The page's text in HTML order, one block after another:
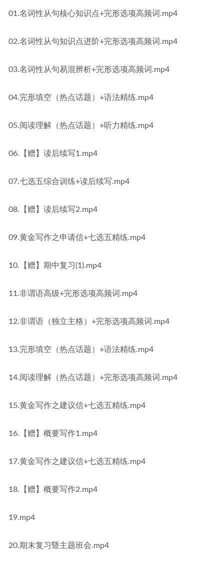
01.名词性从句核心知识点+完形选项高频词.mp4
02.名词性从句知识点进阶+完形选项高频词.mp4
03.名词性从句易混辨析+完形选项高频词.mp4
04.完形填空（热点话题）+语法精练.mp4
05.阅读理解（热点话题）+听力精练.mp4
06.【赠】读后续写1.mp4
07.七选五综合训练+读后续写.mp4
08.【赠】读后续写2.mp4
09.黄金写作之申请信+七选五精练.mp4
10.【赠】期中复习(1).mp4
11.非谓语高级+完形选项高频词.mp4
12.非谓语（独立主格）+完形选项高频词.mp4
13.完形填空（热点话题）+语法精练.mp4
14.阅读理解（热点话题）+完形选项高频词.mp4
15.黄金写作之建议信+七选五精练.mp4
16.【赠】概要写作1.mp4
17.黄金写作之建议信+七选五精练.mp4
18.【赠】概要写作2.mp4
19.mp4
20.期末复习暨主题班会.mp4